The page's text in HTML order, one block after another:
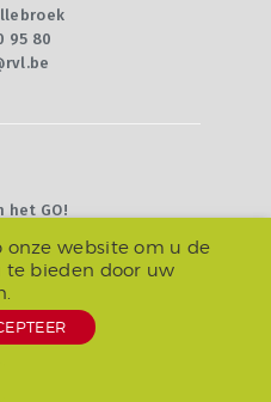
95 80
het GO!
92 00
o.be
onze website om u de
te bieden door uw